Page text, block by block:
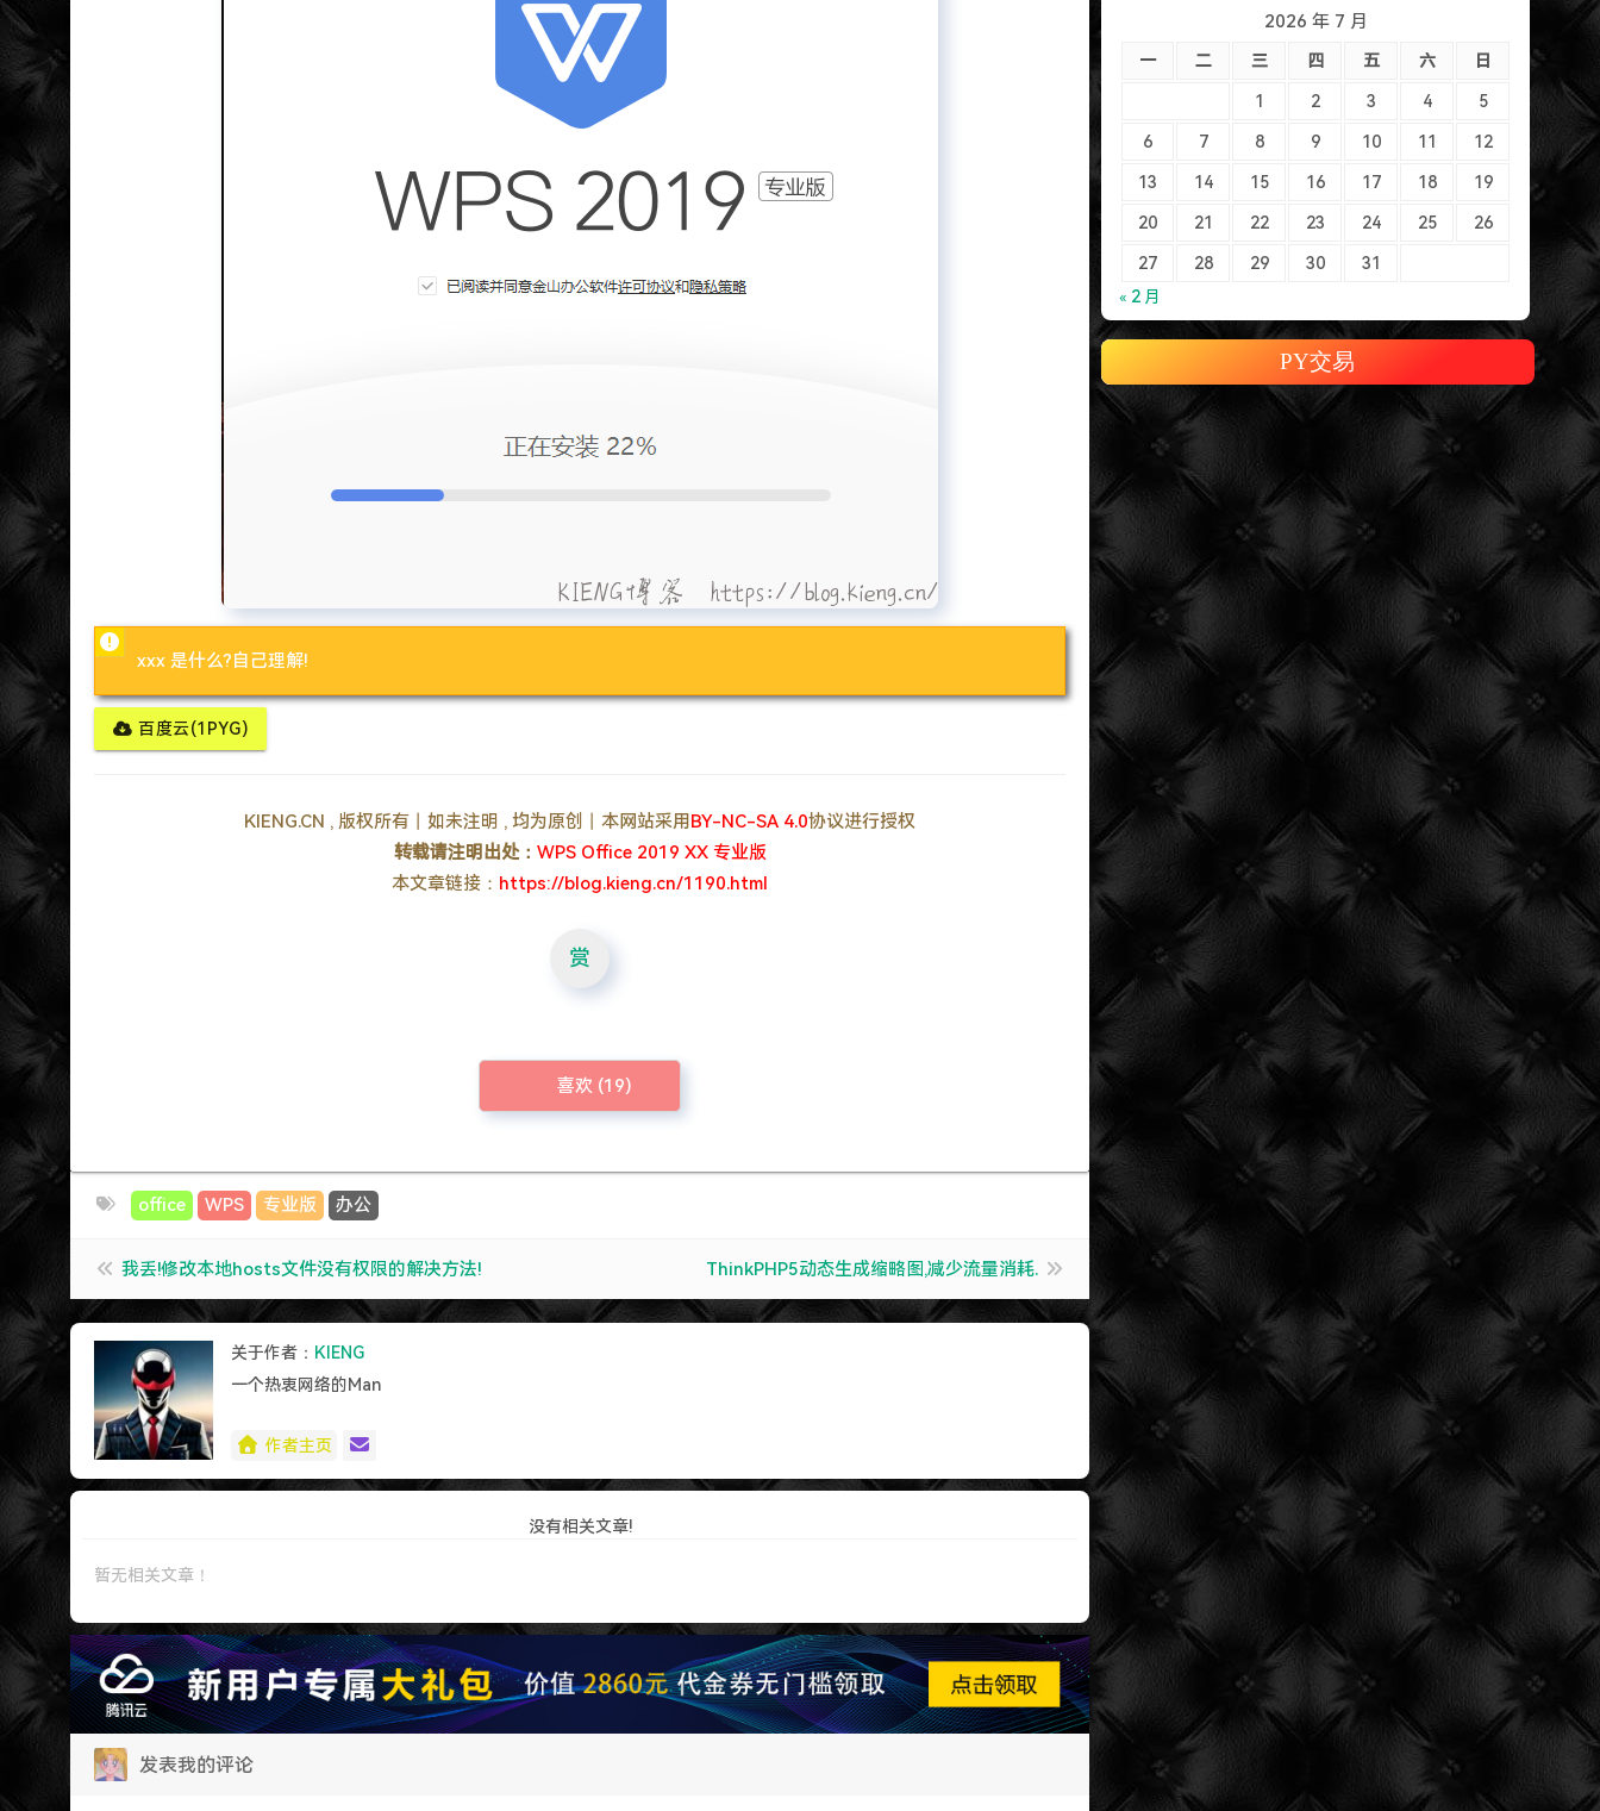
xxx 是什么?自己理解!
百度云(1PYG)
KIENG.CN , 版权所有丨如未注明 , 均为原创丨本网站采用 BY-NC-SA 4.0协议进行授权
转载请注明出处： WPS Office 2019 XX 专业版
本文章链接： https://blog.kieng.cn/1190.html
赏
喜欢 (19)
office WPS 专业版 办公
我丢!修改本地hosts文件没有权限的解决方法! ThinkPHP5动态生成缩略图,减少流量消耗.
关于作者： KIENG
一个热衷网络的Man
作者主页
没有相关文章!
暂无相关文章！
发表我的评论
2026 年 7 月
一 二 三 四 五 六 日
1 2 3 4 5
6 7 8 9 10 11 12
13 14 15 16 17 18 19
20 21 22 23 24 25 26
27 28 29 30
31
« 2 月
PY交易